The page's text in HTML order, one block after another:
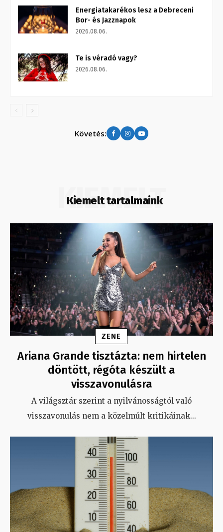
Energiatakarékos lesz a Debreceni
Bor- és Jazznapok
2026.08.06.
Te is véradó vagy?
2026.08.06.
Követés:
Kiemelt tartalmaink
KIEMELT
ZENE
Ariana Grande tisztázta: nem hirtelen
döntött, régóta készült a
visszavonulásra
A világsztár szerint a nyilvánosságtól való
visszavonulás nem a közelmúlt kritikáinak...